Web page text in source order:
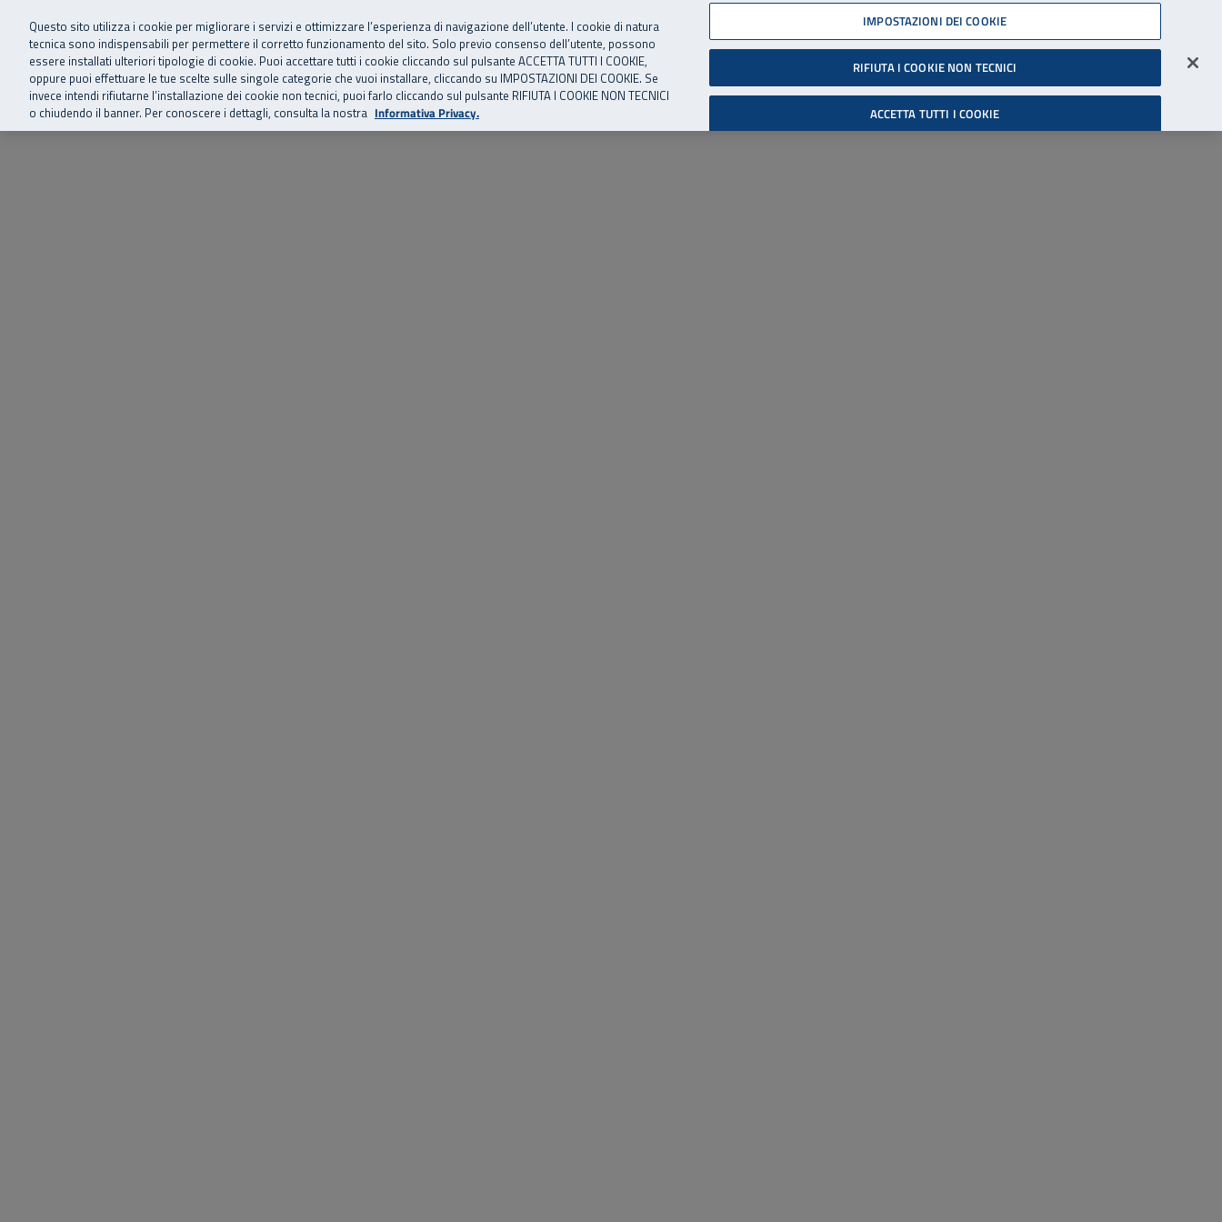
Vai al menu principale
Vai al contenuto principale
Vai al Footer 06 45539607
SuperAbile - il Contact Center Inail per il mondo della disabilità
Home Chi siamo Storie, news ed eventi Risorse utili Supporto Accessibilità
Cerca
Accedi all'area riservata
Questo sito utilizza i cookie per migliorare i servizi e ottimizzare l’esperienza di navigazione dell’utente. I cookie di natura
tecnica sono indispensabili per permettere il corretto funzionamento del sito. Solo previo consenso dell’utente, possono
essere installati ulteriori tipologie di cookie. Puoi accettare tutti i cookie cliccando sul pulsante ACCETTA TUTTI I COOKIE,
oppure puoi effettuare le tue scelte sulle singole categorie che vuoi installare, cliccando su IMPOSTAZIONI DEI COOKIE. Se
invece intendi rifiutarne l’installazione dei cookie non tecnici, puoi farlo cliccando sul pulsante RIFIUTA I COOKIE NON TECNICI
o chiudendo il banner. Per conoscere i dettagli, consulta la nostra Informativa Privacy.
IMPOSTAZIONI DEI COOKIE
RIFIUTA I COOKIE NON TECNICI
ACCETTA TUTTI I COOKIE